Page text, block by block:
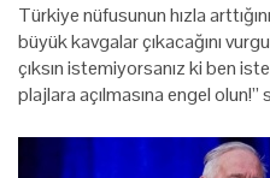
Türkiye nüfusunun hızla
büyük kavgalar çıkacağını
çıksın istemiyorsanız ki ben
plajlara açılmasına engel